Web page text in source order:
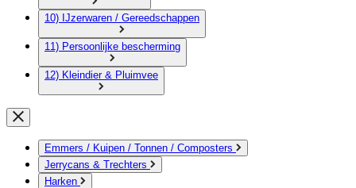
10) IJzerwaren / Gereedschappen
11) Persoonlijke bescherming
12) Kleindier & Pluimvee
Emmers / Kuipen / Tonnen / Composters
Jerrycans & Trechters
Harken